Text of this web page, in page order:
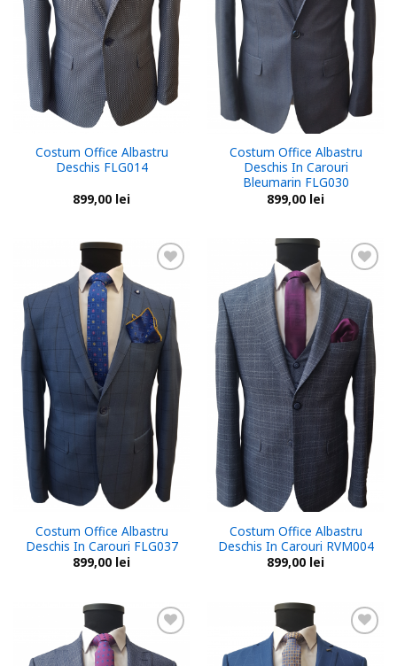
Costum Office Albastru
Deschis FLG014
899,00 lei
Costum Office Albastru
Deschis In Carouri
Bleumarin FLG030
899,00 lei
wishlist
Costum Office Albastru
Deschis In Carouri FLG037
899,00 lei
Add to
wishlist
Costum Office Albastru
Deschis In Carouri RVM004
899,00 lei
wishlist
Add to
wishlist